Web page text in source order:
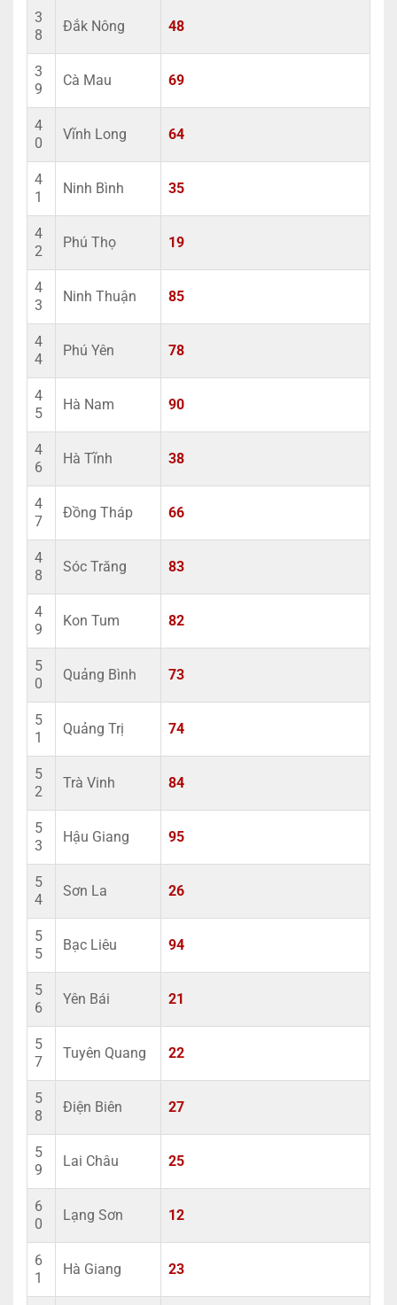
3
8
Đắk Nông 48
3
9
Cà Mau 69
4
0
Vĩnh Long 64
4
1
Ninh Bình 35
4
2
Phú Thọ 19
4
3
Ninh Thuận 85
4
4
Phú Yên 78
4
5
Hà Nam 90
4
6
Hà Tĩnh 38
4
7
Đồng Tháp 66
4
8
Sóc Trăng 83
4
9
Kon Tum 82
5
0
Quảng Bình 73
5
1
Quảng Trị 74
5
2
Trà Vinh 84
5
3
Hậu Giang 95
5
4
Sơn La 26
5
5
Bạc Liêu 94
5
6
Yên Bái 21
5
7
Tuyên Quang 22
5
8
Điện Biên 27
5
9
Lai Châu 25
6
0
Lạng Sơn 12
6
1
Hà Giang 23